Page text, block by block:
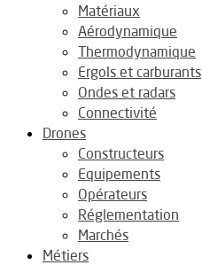
Matériaux
Aérodynamique
Thermodynamique
Ergols et carburants
Ondes et radars
Connectivité
Drones
Constructeurs
Equipements
Opérateurs
Réglementation
Marchés
Métiers